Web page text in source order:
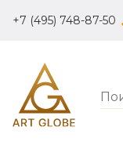
+7 (495) 748-87-50